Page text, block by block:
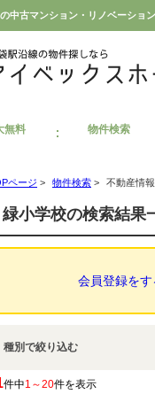
中古マンション・リノベーショ
無料 物件検索
ページ > 物件検索 > 不動産情
緑小学校の検索結果
会員登録をす
種別で絞り込む
件中1～20件を表示